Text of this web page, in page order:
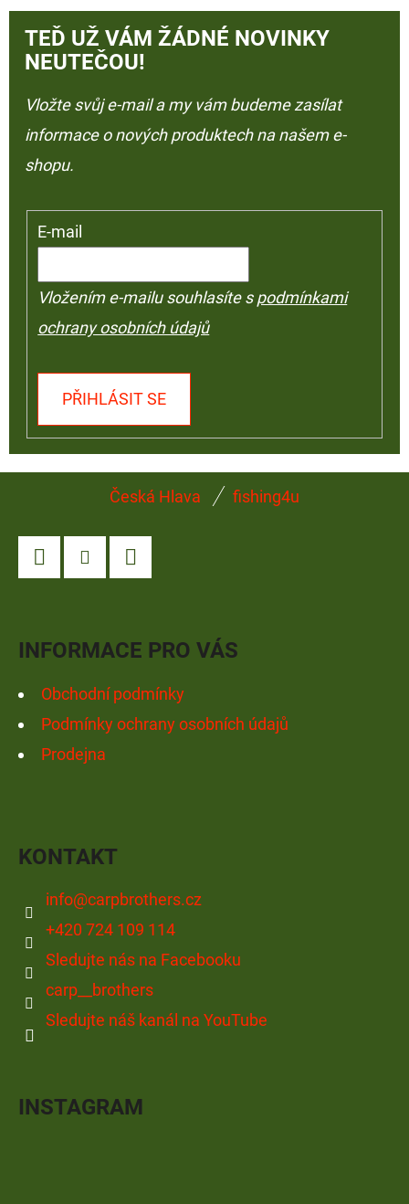
TEĎ UŽ VÁM ŽÁDNÉ NOVINKY
NEUTEČOU!
Vložte svůj e-mail a my vám budeme zasílat
informace o nových produktech na našem e-
shopu.
E-mail
Vložením e-mailu souhlasíte spodmínkami
ochrany osobních údajů
PŘIHLÁSIT SE
Česká Hlava fishing4u
INFORMACE PRO VÁS
Obchodní podmínky
Podmínky ochrany osobních údajů
Prodejna
KONTAKT
info@carpbrothers.cz
+420 724 109 114
Sledujte nás na Facebooku
carp__brothers
Sledujte náš kanál na YouTube
INSTAGRAM